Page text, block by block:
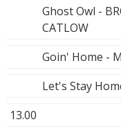
Ghost Owl -
CATLOW
Goin' Home -
Let's Stay
13.00